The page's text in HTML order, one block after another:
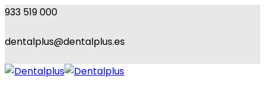
933 519 000
dentalplus@dentalplus.es